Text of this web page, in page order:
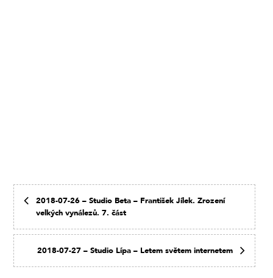
2018-07-26 – Studio Beta – František Jílek. Zrození
velkých vynálezů. 7. část
2018-07-27 – Studio Lípa – Letem světem internetem